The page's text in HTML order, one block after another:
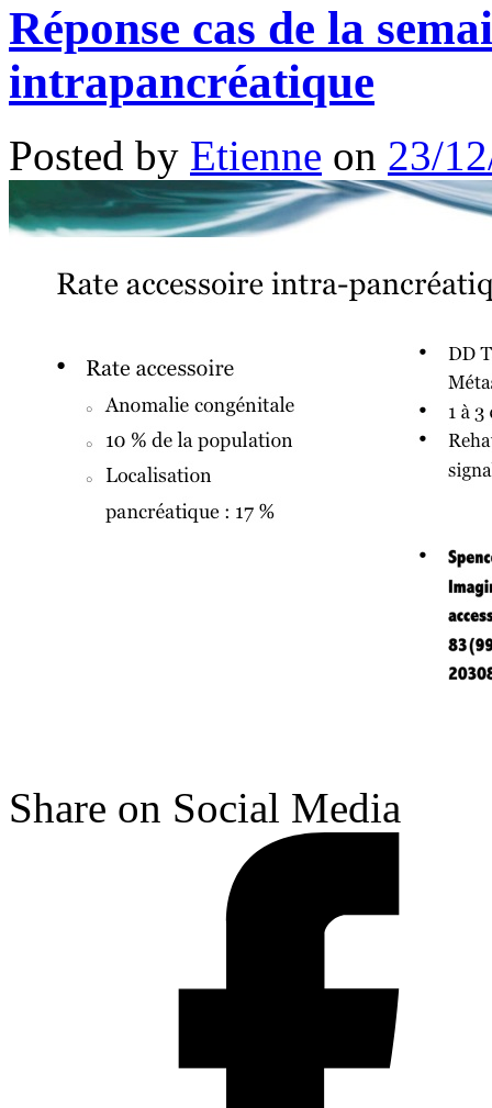
Réponse cas de la
intrapancréatique
Posted by Etienne on 23/
Share on Social Media